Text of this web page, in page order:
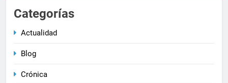
Categorías
Actualidad
Blog
Crónica